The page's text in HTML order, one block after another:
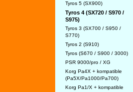
Tyros 5 (SX900)
Tyros 4 (SX720 / S970 /
S975)
Tyros 3 (SX700 / S950 /
S770)
Tyros 2 (S910)
Tyros (S670 / S900 / 3000)
PSR 9000/pro / XG
Korg Pa4X + kompatible
(Pa5X/Pa1000/Pa700)
Korg Pa1/X + kompatible